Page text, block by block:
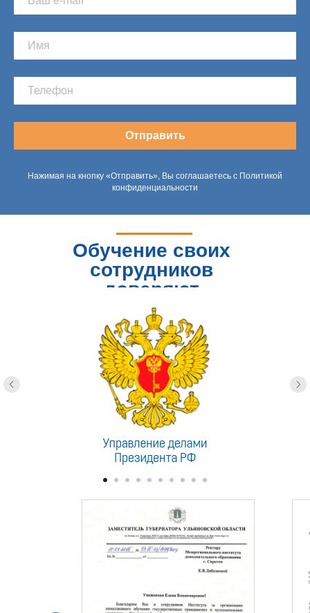
Отправить
Нажимая на кнопку «Отправить», Вы соглашаетесь с Политикой
конфиденциальности
Обучение своих
сотрудников
доверяют